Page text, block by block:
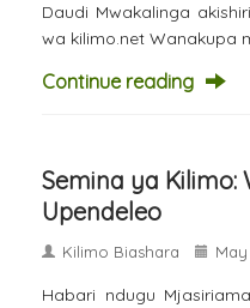
Daudi Mwakalinga
wa kilimo.net Wanakupa
Continue reading
Semina ya Kilimo:
Upendeleo
Kilimo Biashara May
Habari ndugu